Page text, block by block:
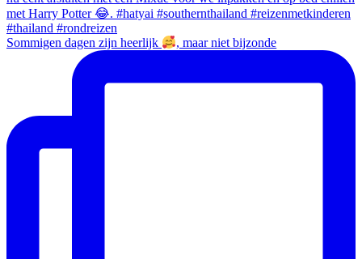
Sommigen dagen zijn heerlijk , maar niet bijzonde